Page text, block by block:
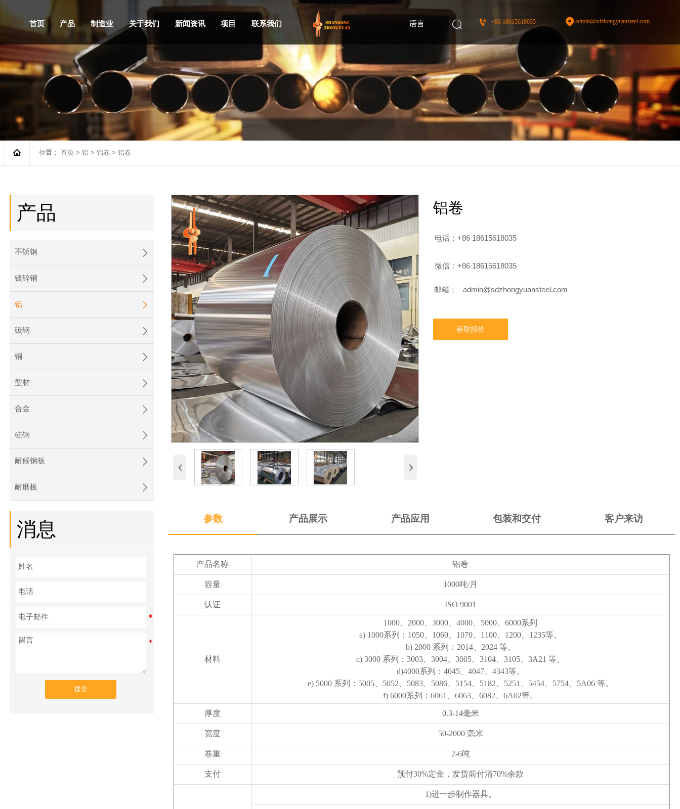
首页 产品 制造业 关于我们 新闻资讯 项目 联系我们 语言   +86 18615618035 admin@sdzhongyuansteel.com
 位置：首页 >铝 >铝卷 >铝卷
产品
不锈钢 
镀锌钢 
铝 
碳钢 
铜 
型材 
合金 
硅钢 
耐候钢板 
耐磨板 
消息
提交
‹ ›
铝卷
电话：+86 18615618035
微信：+86 18615618035
邮箱： admin@sdzhongyuansteel.com
获取报价
参数 产品展示 产品应用 包装和交付 客户来访
产品名称 铝卷
容量 1000吨/月
认证 ISO 9001
材料
1000、2000、3000、4000、5000、6000系列
a) 1000系列：1050、1060、1070、1100、1200、1235等。
b) 2000 系列：2014、2024 等。
c) 3000 系列：3003、3004、3005、3104、3105、3A21 等。
d)4000系列：4045、4047、4343等。
e) 5000 系列：5005、5052、5083、5086、5154、5182、5251、5454、5754、5A06 等。
f) 6000系列：6061、6063、6082、6A02等。
厚度 0.3-14毫米
宽度 50-2000 毫米
卷重 2-6吨
支付 预付30%定金，发货前付清70%余款
1)进一步制作器具。